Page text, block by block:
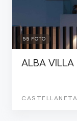
55 FOTO
ALBA VILLA
CASTELLANETA